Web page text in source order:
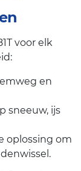
voor elk
en
sneeuw, ijs
oplossing om